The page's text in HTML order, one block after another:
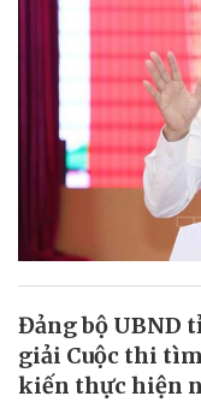
Đảng bộ UBND
giải Cuộc thi
kiến thực hiện